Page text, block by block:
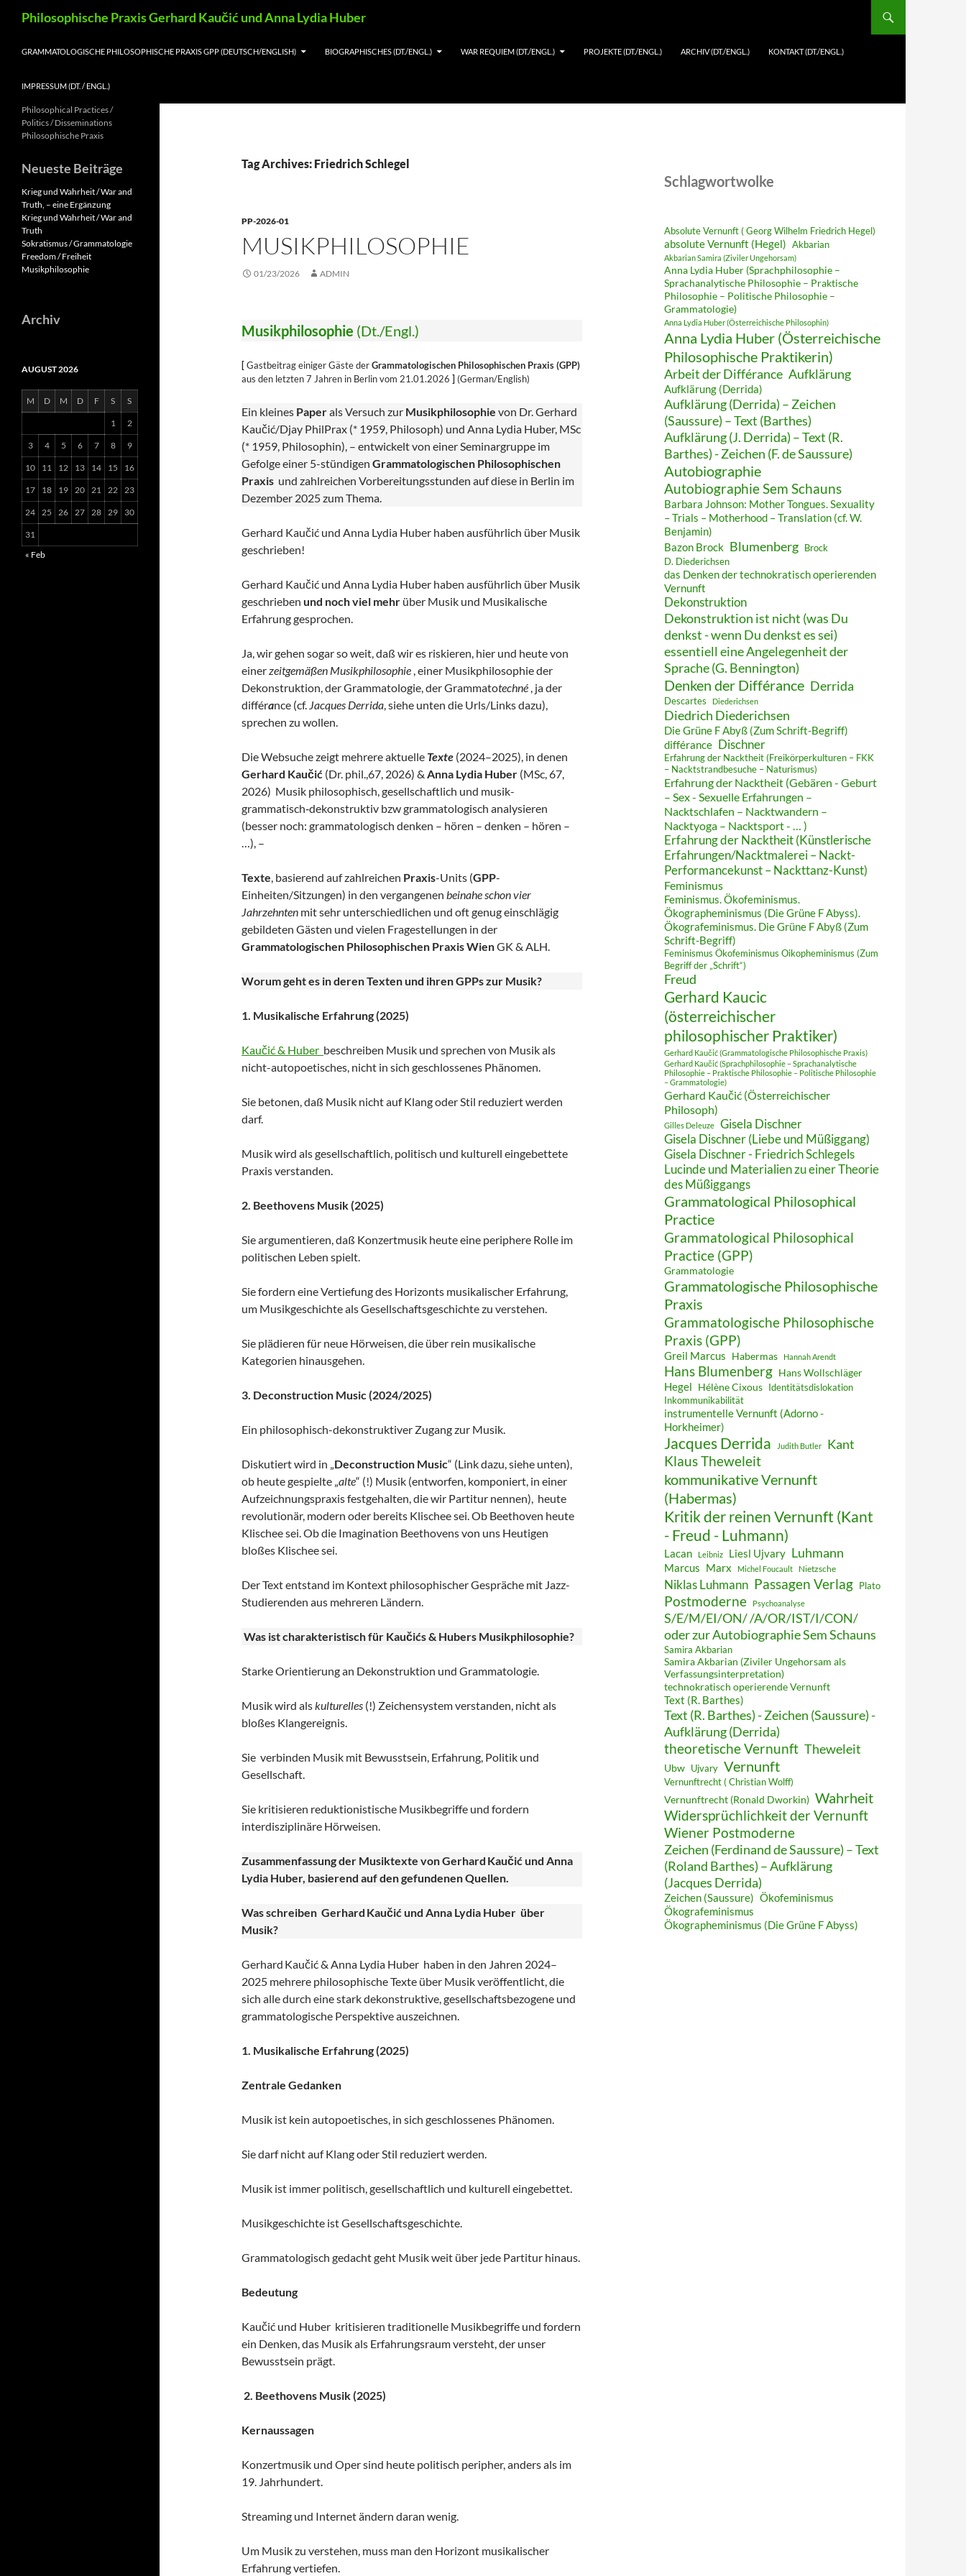
Philosophische Praxis Gerhard Kaučić und Anna Lydia Huber
GRAMMATOLOGISCHE PHILOSOPHISCHE PRAXIS GPP (DEUTSCH/ENGLISH) BIOGRAPHISCHES (DT./ENGL.) WAR REQUIEM (DT./ENGL.) PROJEKTE (DT./ENGL.) ARCHIV (DT./ENGL.) KONTAKT (DT./ENGL.)
IMPRESSUM (DT. / ENGL.)
Tag Archives: Friedrich Schlegel
PP-2026-01
MUSIKPHILOSOPHIE
01/23/2026 ADMIN
Musikphilosophie (Dt./Engl.)
[Gastbeitrag einiger Gäste derGrammatologischen Philosophischen Praxis (GPP)
aus den letzten 7 Jahren in Berlin vom 21.01.2026 ] (German/English)
Ein kleines Paperals Versuch zur Musikphilosophie von Dr. Gerhard
Kaučić/Djay PhilPrax (* 1959, Philosoph) und Anna Lydia Huber, MSc
(* 1959, Philosophin), – entwickelt von einer Seminargruppe im
Gefolge einer 5-stündigen Grammatologischen Philosophischen
Praxis und zahlreichen Vorbereitungsstunden auf diese in Berlin im
Dezember 2025 zum Thema.
Gerhard Kaučić und Anna Lydia Huber haben ausführlich über Musik
geschrieben!
Gerhard Kaučić und Anna Lydia Huber haben ausführlich über Musik
geschrieben und noch viel mehr über Musik und Musikalische
Erfahrung gesprochen.
Ja, wir gehen sogar so weit, daß wir es riskieren, hier und heute von
einerzeitgemäßen Musikphilosophie , einer Musikphilosophie der
Dekonstruktion, der Grammatologie, der Grammatotechné , ja der
différance (cf. Jacques Derrida, siehe unten die Urls/Links dazu),
sprechen zu wollen.
Die Websuche zeigt mehrere aktuelle Texte (2024–2025), in denen
Gerhard Kaučić (Dr. phil.,67, 2026) & Anna Lydia Huber (MSc, 67,
2026) Musik philosophisch, gesellschaftlich und musik-
grammatisch‑dekonstruktiv bzw grammatologisch analysieren
(besser noch: grammatologisch denken – hören – denken – hören –
…), –
Texte, basierend auf zahlreichen Praxis-Units (GPP-
Einheiten/Sitzungen) in den vergangenen beinahe schon vier
Jahrzehnten mit sehr unterschiedlichen und oft genug einschlägig
gebildeten Gästen und vielen Fragestellungen in der
Grammatologischen Philosophischen Praxis WienGK & ALH.
Worum geht es in deren Texten und ihren GPPs zur Musik?
1. Musikalische Erfahrung (2025)
Kaučić & Huber beschreiben Musik und sprechen von Musik als
nicht-autopoetisches, nicht in sich geschlossenes Phänomen.
Sie betonen, daß Musik nicht auf Klang oder Stil reduziert werden
darf.
Musik wird als gesellschaftlich, politisch und kulturell eingebettete
Praxis verstanden.
2. Beethovens Musik (2025)
Sie argumentieren, daß Konzertmusik heute eine periphere Rolle im
politischen Leben spielt.
Sie fordern eine Vertiefung des Horizonts musikalischer Erfahrung,
um Musikgeschichte als Gesellschaftsgeschichte zu verstehen.
Sie plädieren für neue Hörweisen, die über rein musikalische
Kategorien hinausgehen.
3. Deconstruction Music (2024/2025)
Ein philosophisch-dekonstruktiver Zugang zur Musik.
Diskutiert wird in „Deconstruction Music“ (Link dazu, siehe unten),
ob heute gespielte „alte“ (!) Musik (entworfen, komponiert, in einer
Aufzeichnungspraxis festgehalten, die wir Partitur nennen), heute
revolutionär, modern oder bereits Klischee sei. Ob Beethoven heute
Klischee sei. Ob die Imagination Beethovens von uns Heutigen
bloßes Klischee sei.
Der Text entstand im Kontext philosophischer Gespräche mit Jazz-
Studierenden aus mehreren Ländern.
Was ist charakteristisch für Kaučićs & Hubers Musikphilosophie?
Starke Orientierung an Dekonstruktion und Grammatologie.
Musik wird alskulturelles (!) Zeichensystem verstanden, nicht als
bloßes Klangereignis.
Sie verbinden Musik mit Bewusstsein, Erfahrung, Politik und
Gesellschaft.
Sie kritisieren reduktionistische Musikbegriffe und fordern
interdisziplinäre Hörweisen.
Zusammenfassung der Musiktexte von Gerhard Kaučić und Anna
Lydia Huber, basierend auf den gefundenen Quellen.
Was schreiben Gerhard Kaučić und Anna Lydia Huber über
Musik?
Gerhard Kaučić & Anna Lydia Huber haben in den Jahren 2024–
2025 mehrere philosophische Texte über Musik veröffentlicht, die
sich alle durch eine stark dekonstruktive, gesellschaftsbezogene und
grammatologische Perspektive auszeichnen.
1. Musikalische Erfahrung (2025)
Zentrale Gedanken
Musik ist kein autopoetisches, in sich geschlossenes Phänomen.
Sie darf nicht auf Klang oder Stil reduziert werden.
Musik ist immer politisch, gesellschaftlich und kulturell eingebettet.
Musikgeschichte ist Gesellschaftsgeschichte.
Grammatologisch gedacht geht Musik weit über jede Partitur hinaus.
Bedeutung
Kaučić und Huber kritisieren traditionelle Musikbegriffe und fordern
ein Denken, das Musik als Erfahrungsraum versteht, der unser
Bewusstsein prägt.
2. Beethovens Musik (2025)
Kernaussagen
Konzertmusik und Oper sind heute politisch peripher, anders als im
19. Jahrhundert.
Streaming und Internet ändern daran wenig.
Um Musik zu verstehen, muss man den Horizont musikalischer
Erfahrung vertiefen.
Schlagwortwolke
Absolute Vernunft ( Georg Wilhelm Friedrich Hegel)
absolute Vernunft (Hegel) Akbarian
Akbarian Samira (Ziviler Ungehorsam)
Anna Lydia Huber (Sprachphilosophie –
Sprachanalytische Philosophie – Praktische
Philosophie – Politische Philosophie –
Grammatologie)
Anna Lydia Huber (Österreichische Philosophin)
Anna Lydia Huber (Österreichische
Philosophische Praktikerin)
Arbeit der Différance Aufklärung
Aufklärung (Derrida)
Aufklärung (Derrida) – Zeichen
(Saussure) – Text (Barthes)
Aufklärung (J. Derrida) – Text (R.
Barthes) - Zeichen (F. de Saussure)
Autobiographie
Autobiographie Sem Schauns
Barbara Johnson: Mother Tongues. Sexuality
– Trials – Motherhood – Translation (cf. W.
Benjamin)
Bazon Brock Blumenberg Brock
D. Diederichsen
das Denken der technokratisch operierenden
Vernunft
Dekonstruktion
Dekonstruktion ist nicht (was Du
denkst - wenn Du denkst es sei)
essentiell eine Angelegenheit der
Sprache (G. Bennington)
Denken der Différance Derrida
Descartes Diederichsen
Diedrich Diederichsen
Die Grüne F Abyß (Zum Schrift-Begriff)
différance
Dischner
Erfahrung der Nacktheit (Freikörperkulturen – FKK
– Nacktstrandbesuche – Naturismus)
Erfahrung der Nacktheit (Gebären - Geburt
– Sex - Sexuelle Erfahrungen –
Nacktschlafen – Nacktwandern –
Nacktyoga – Nacktsport - … )
Erfahrung der Nacktheit (Künstlerische
Erfahrungen/Nacktmalerei – Nackt-
Performancekunst – Nackttanz-Kunst)
Feminismus
Feminismus. Ökofeminismus.
Ökographeminismus (Die Grüne F Abyss).
Ökografeminismus. Die Grüne F Abyß (Zum
Schrift-Begriff)
Feminismus Ökofeminismus Oikopheminismus (Zum
Begriff der „Schrift“)
Freud
Gerhard Kaucic
(österreichischer
philosophischer Praktiker)
Gerhard Kaučić (Grammatologische Philosophische Praxis)
Gerhard Kaučić (Sprachphilosophie – Sprachanalytische
Philosophie – Praktische Philosophie – Politische Philosophie
– Grammatologie)
Gerhard Kaučić (Österreichischer
Philosoph)
Gilles Deleuze
Gisela Dischner
Gisela Dischner (Liebe und Müßiggang)
Gisela Dischner - Friedrich Schlegels
Lucinde und Materialien zu einer Theorie
des Müßiggangs
Grammatological Philosophical
Practice
Grammatological Philosophical
Practice (GPP)
Grammatologie
Grammatologische Philosophische
Praxis
Grammatologische Philosophische
Praxis (GPP)
Greil Marcus Habermas Hannah Arendt
Hans Blumenberg Hans Wollschläger
Hegel Hélène Cixous Identitätsdislokation
Inkommunikabilität
instrumentelle Vernunft (Adorno -
Horkheimer)
Jacques Derrida Judith Butler Kant
Klaus Theweleit
kommunikative Vernunft
(Habermas)
Kritik der reinen Vernunft (Kant
- Freud - Luhmann)
Lacan Leibniz Liesl Ujvary Luhmann
Marcus Marx Michel Foucault Nietzsche
Niklas Luhmann Passagen Verlag Plato
Postmoderne Psychoanalyse
S/E/M/EI/ON/ /A/OR/IST/I/CON/
oder zur Autobiographie Sem Schauns
Samira Akbarian
Samira Akbarian (Ziviler Ungehorsam als
Verfassungsinterpretation)
technokratisch operierende Vernunft
Text (R. Barthes)
Text (R. Barthes) - Zeichen (Saussure) -
Aufklärung (Derrida)
theoretische Vernunft Theweleit
Ubw Ujvary Vernunft
Vernunftrecht ( Christian Wolff)
Vernunftrecht (Ronald Dworkin) Wahrheit
Widersprüchlichkeit der Vernunft
Wiener Postmoderne
Zeichen (Ferdinand de Saussure) – Text
(Roland Barthes) – Aufklärung
(Jacques Derrida)
Zeichen (Saussure) Ökofeminismus
Ökografeminismus
Ökographeminismus (Die Grüne F Abyss)
Philosophical Practices /
Politics / Disseminations
Philosophische Praxis
Neueste Beiträge
Krieg und Wahrheit / War and
Truth, – eine Ergänzung
Krieg und Wahrheit / War and
Truth
Sokratismus / Grammatologie
Freedom / Freiheit
Musikphilosophie
Archiv
AUGUST 2026
M D M D F S S
1 2
3 4 5 6 7 8 9
10 11 12 13 14 15 16
17 18 19 20 21 22 23
24 25 26 27 28 29 30
31
« Feb